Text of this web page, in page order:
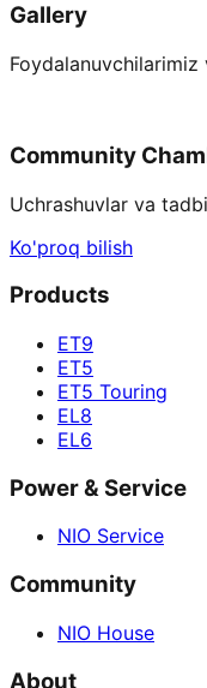
Gallery
Community
Uchrashuvlar va
Ko'proq bilish
Products
ET9
ET5
ET5 Touring
EL8
EL6
Power & Service
NIO Service
Community
NIO House
About